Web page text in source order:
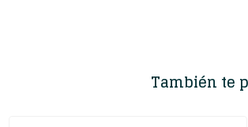
También te